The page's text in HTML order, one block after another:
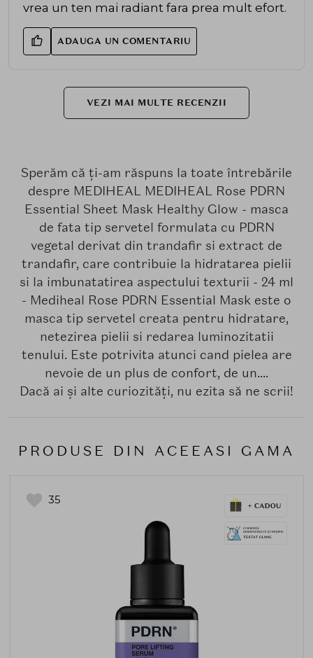
vrea un ten mai radiant fara prea mult efort.
ADAUGA UN COMENTARIU
VEZI MAI MULTE RECENZII
Sperăm că ți-am răspuns la toate întrebările
despre MEDIHEAL MEDIHEAL Rose PDRN
Essential Sheet Mask Healthy Glow - masca
de fata tip servetel formulata cu PDRN
vegetal derivat din trandafir si extract de
trandafir, care contribuie la hidratarea pielii
si la imbunatatirea aspectului texturii - 24 ml
- Mediheal Rose PDRN Essential Mask este o
masca tip servetel creata pentru hidratare,
netezirea pielii si redarea luminozitatii
tenului. Este potrivita atunci cand pielea are
nevoie de un plus de confort, de un....
Dacă ai și alte curiozități, nu ezita să ne scrii!
PRODUSE DIN ACEEASI GAMA
35